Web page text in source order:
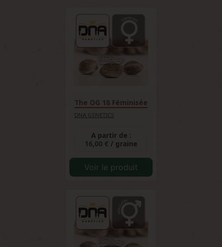
The OG 18 Féminisée
DNA GENETICS
A partir de :
16,00 € / graine
Voir le produit